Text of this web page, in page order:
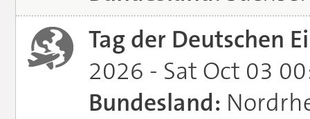
Tag der Deutschen
2026 - Sat Oct 03
Bundesland: